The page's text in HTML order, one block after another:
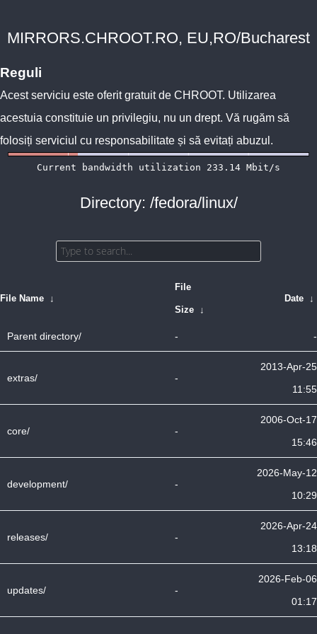
MIRRORS.CHROOT.RO, EU,RO/Bucharest
Reguli
Acest serviciu este oferit gratuit de CHROOT. Utilizarea
acestuia constituie un privilegiu, nu un drept. Vă rugăm să
folosiți serviciul cu responsabilitate și să evitați abuzul.
Directory: /fedora/linux/
File Name ↓
File
Size ↓
Date ↓
Parent directory/ - -
extras/ -
2013-Apr-25
11:55
core/ -
2006-Oct-17
15:46
development/ -
2026-May-12
10:29
releases/ -
2026-Apr-24
13:18
updates/ -
2026-Feb-06
01:17